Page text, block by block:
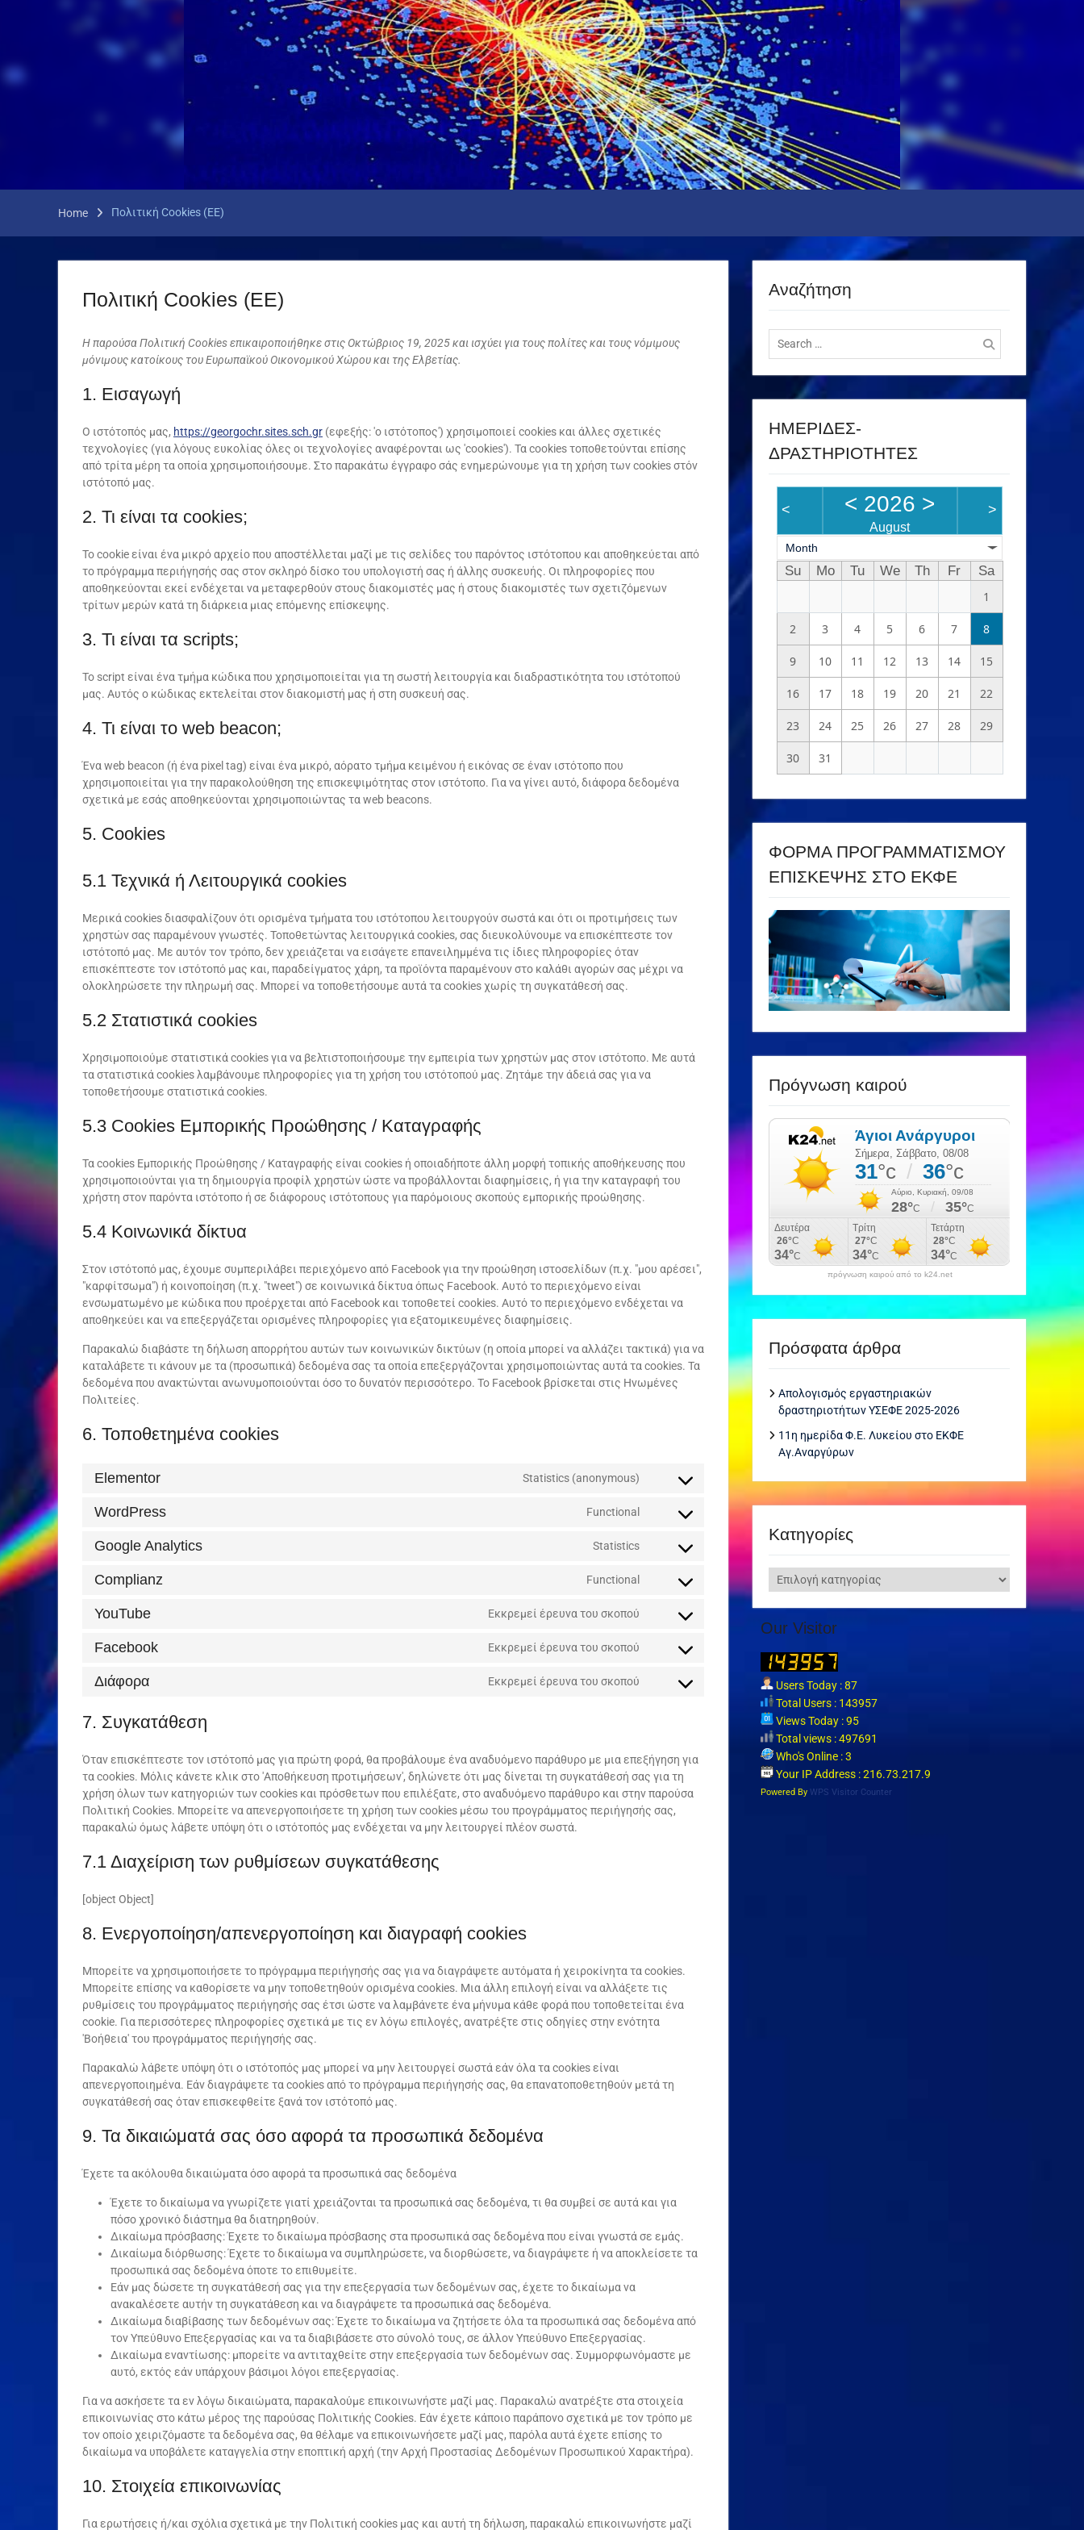
Home Πολιτική Cookies (ΕΕ)
Πολιτική Cookies (ΕΕ)
Η παρούσα Πολιτική Cookies επικαιροποιήθηκε στις Οκτώβριος 19, 2025 και ισχύει για τους πολίτες και τους νόμιμους
μόνιμους κατοίκους του Ευρωπαϊκού Οικονομικού Χώρου και της Ελβετίας.
1. Εισαγωγή
Ο ιστότοπός μας, https://georgochr.sites.sch.gr (εφεξής: 'ο ιστότοπος') χρησιμοποιεί cookies και άλλες σχετικές
τεχνολογίες (για λόγους ευκολίας όλες οι τεχνολογίες αναφέρονται ως 'cookies'). Τα cookies τοποθετούνται επίσης
από τρίτα μέρη τα οποία χρησιμοποιήσουμε. Στο παρακάτω έγγραφο σάς ενημερώνουμε για τη χρήση των cookies στόν
ιστότοπό μας.
2. Τι είναι τα cookies;
Το cookie είναι ένα μικρό αρχείο που αποστέλλεται μαζί με τις σελίδες του παρόντος ιστότοπου και αποθηκεύεται από
το πρόγραμμα περιήγησής σας στον σκληρό δίσκο του υπολογιστή σας ή άλλης συσκευής. Οι πληροφορίες που
αποθηκεύονται εκεί ενδέχεται να μεταφερθούν στους διακομιστές μας ή στους διακομιστές των σχετιζόμενων
τρίτων μερών κατά τη διάρκεια μιας επόμενης επίσκεψης.
3. Τι είναι τα scripts;
Το script είναι ένα τμήμα κώδικα που χρησιμοποιείται για τη σωστή λειτουργία και διαδραστικότητα του ιστότοπού
μας. Αυτός ο κώδικας εκτελείται στον διακομιστή μας ή στη συσκευή σας.
4. Τι είναι το web beacon;
Ένα web beacon (ή ένα pixel tag) είναι ένα μικρό, αόρατο τμήμα κειμένου ή εικόνας σε έναν ιστότοπο που
χρησιμοποιείται για την παρακολούθηση της επισκεψιμότητας στον ιστότοπο. Για να γίνει αυτό, διάφορα δεδομένα
σχετικά με εσάς αποθηκεύονται χρησιμοποιώντας τα web beacons.
5. Cookies
5.1 Τεχνικά ή Λειτουργικά cookies
Μερικά cookies διασφαλίζουν ότι ορισμένα τμήματα του ιστότοπου λειτουργούν σωστά και ότι οι προτιμήσεις των
χρηστών σας παραμένουν γνωστές. Τοποθετώντας λειτουργικά cookies, σας διευκολύνουμε να επισκέπτεστε τον
ιστότοπό μας. Με αυτόν τον τρόπο, δεν χρειάζεται να εισάγετε επανειλημμένα τις ίδιες πληροφορίες όταν
επισκέπτεστε τον ιστότοπό μας και, παραδείγματος χάρη, τα προϊόντα παραμένουν στο καλάθι αγορών σας μέχρι να
ολοκληρώσετε την πληρωμή σας. Μπορεί να τοποθετήσουμε αυτά τα cookies χωρίς τη συγκατάθεσή σας.
5.2 Στατιστικά cookies
Χρησιμοποιούμε στατιστικά cookies για να βελτιστοποιήσουμε την εμπειρία των χρηστών μας στον ιστότοπο. Με αυτά
τα στατιστικά cookies λαμβάνουμε πληροφορίες για τη χρήση του ιστότοπού μας. Ζητάμε την άδειά σας για να
τοποθετήσουμε στατιστικά cookies.
5.3 Cookies Εμπορικής Προώθησης / Καταγραφής
Τα cookies Εμπορικής Προώθησης / Καταγραφής είναι cookies ή οποιαδήποτε άλλη μορφή τοπικής αποθήκευσης που
χρησιμοποιούνται για τη δημιουργία προφίλ χρηστών ώστε να προβάλλονται διαφημίσεις, ή για την καταγραφή του
χρήστη στον παρόντα ιστότοπο ή σε διάφορους ιστότοπους για παρόμοιους σκοπούς εμπορικής προώθησης.
5.4 Κοινωνικά δίκτυα
Στον ιστότοπό μας, έχουμε συμπεριλάβει περιεχόμενο από Facebook για την προώθηση ιστοσελίδων (π.χ. "μου αρέσει",
"καρφίτσωμα") ή κοινοποίηση (π.χ. "tweet") σε κοινωνικά δίκτυα όπως Facebook. Αυτό το περιεχόμενο είναι
ενσωματωμένο με κώδικα που προέρχεται από Facebook και τοποθετεί cookies. Αυτό το περιεχόμενο ενδέχεται να
αποθηκεύει και να επεξεργάζεται ορισμένες πληροφορίες για εξατομικευμένες διαφημίσεις.
Παρακαλώ διαβάστε τη δήλωση απορρήτου αυτών των κοινωνικών δικτύων (η οποία μπορεί να αλλάζει τακτικά) για να
καταλάβετε τι κάνουν με τα (προσωπικά) δεδομένα σας τα οποία επεξεργάζονται χρησιμοποιώντας αυτά τα cookies. Τα
δεδομένα που ανακτώνται ανωνυμοποιούνται όσο το δυνατόν περισσότερο. Το Facebook βρίσκεται στις Ηνωμένες
Πολιτείες.
6. Τοποθετημένα cookies
Elementor Statistics (anonymous)
Consent
service
WordPress Functional
Consent
service
Google Analytics Statistics
Consent
service
analytics
Complianz Functional
Consent
service
YouTube Εκκρεμεί έρευνα του σκοπού
Consent
service
Facebook Εκκρεμεί έρευνα του σκοπού
Consent
service
Διάφορα Εκκρεμεί έρευνα του σκοπού
Consent
7. Συγκατάθεση
Όταν επισκέπτεστε τον ιστότοπό μας για πρώτη φορά, θα προβάλουμε ένα αναδυόμενο παράθυρο με μια επεξήγηση για
τα cookies. Μόλις κάνετε κλικ στο 'Αποθήκευση προτιμήσεων', δηλώνετε ότι μας δίνεται τη συγκατάθεσή σας για τη
χρήση όλων των κατηγοριών των cookies και πρόσθετων που επιλέξατε, στο αναδυόμενο παράθυρο και στην παρούσα
Πολιτική Cookies. Μπορείτε να απενεργοποιήσετε τη χρήση των cookies μέσω του προγράμματος περιήγησής σας,
παρακαλώ όμως λάβετε υπόψη ότι ο ιστότοπός μας ενδέχεται να μην λειτουργεί πλέον σωστά.
7.1 Διαχείριση των ρυθμίσεων συγκατάθεσης
[object Object]
8. Ενεργοποίηση/απενεργοποίηση και διαγραφή cookies
Μπορείτε να χρησιμοποιήσετε το πρόγραμμα περιήγησής σας για να διαγράψετε αυτόματα ή χειροκίνητα τα cookies.
Μπορείτε επίσης να καθορίσετε να μην τοποθετηθούν ορισμένα cookies. Μια άλλη επιλογή είναι να αλλάξετε τις
ρυθμίσεις του προγράμματος περιήγησής σας έτσι ώστε να λαμβάνετε ένα μήνυμα κάθε φορά που τοποθετείται ένα
cookie. Για περισσότερες πληροφορίες σχετικά με τις εν λόγω επιλογές, ανατρέξτε στις οδηγίες στην ενότητα
'Βοήθεια' του προγράμματος περιήγησής σας.
Παρακαλώ λάβετε υπόψη ότι ο ιστότοπός μας μπορεί να μην λειτουργεί σωστά εάν όλα τα cookies είναι
απενεργοποιημένα. Εάν διαγράψετε τα cookies από το πρόγραμμα περιήγησής σας, θα επανατοποθετηθούν μετά τη
συγκατάθεσή σας όταν επισκεφθείτε ξανά τον ιστότοπό μας.
9. Τα δικαιώματά σας όσο αφορά τα προσωπικά δεδομένα
Έχετε τα ακόλουθα δικαιώματα όσο αφορά τα προσωπικά σας δεδομένα
Έχετε το δικαίωμα να γνωρίζετε γιατί χρειάζονται τα προσωπικά σας δεδομένα, τι θα συμβεί σε αυτά και για
πόσο χρονικό διάστημα θα διατηρηθούν.
Δικαίωμα πρόσβασης: Έχετε το δικαίωμα πρόσβασης στα προσωπικά σας δεδομένα που είναι γνωστά σε εμάς.
Δικαίωμα διόρθωσης: Έχετε το δικαίωμα να συμπληρώσετε, να διορθώσετε, να διαγράψετε ή να αποκλείσετε τα
προσωπικά σας δεδομένα όποτε το επιθυμείτε.
Εάν μας δώσετε τη συγκατάθεσή σας για την επεξεργασία των δεδομένων σας, έχετε το δικαίωμα να
ανακαλέσετε αυτήν τη συγκατάθεση και να διαγράψετε τα προσωπικά σας δεδομένα.
Δικαίωμα διαβίβασης των δεδομένων σας: Έχετε το δικαίωμα να ζητήσετε όλα τα προσωπικά σας δεδομένα από
τον Υπεύθυνο Επεξεργασίας και να τα διαβιβάσετε στο σύνολό τους, σε άλλον Υπεύθυνο Επεξεργασίας.
Δικαίωμα εναντίωσης: μπορείτε να αντιταχθείτε στην επεξεργασία των δεδομένων σας. Συμμορφωνόμαστε με
αυτό, εκτός εάν υπάρχουν βάσιμοι λόγοι επεξεργασίας.
Για να ασκήσετε τα εν λόγω δικαιώματα, παρακαλούμε επικοινωνήστε μαζί μας. Παρακαλώ ανατρέξτε στα στοιχεία
επικοινωνίας στο κάτω μέρος της παρούσας Πολιτικής Cookies. Εάν έχετε κάποιο παράπονο σχετικά με τον τρόπο με
τον οποίο χειριζόμαστε τα δεδομένα σας, θα θέλαμε να επικοινωνήσετε μαζί μας, παρόλα αυτά έχετε επίσης το
δικαίωμα να υποβάλετε καταγγελία στην εποπτική αρχή (την Αρχή Προστασίας Δεδομένων Προσωπικού Χαρακτήρα).
10. Στοιχεία επικοινωνίας
Για ερωτήσεις ή/και σχόλια σχετικά με την Πολιτική cookies μας και αυτή τη δήλωση, παρακαλώ επικοινωνήστε μαζί
Αναζήτηση
Search
for:
ΗΜΕΡΙΔΕΣ-
ΔΡΑΣΤΗΡΙΟΤΗΤΕΣ
< < 2026 >
August
>
Month
Su Mo Tu We Th Fr
Sa
1
2 3 4 5 6 7 8
9 10 11 12 13 14 15
16 17 18 19 20 21 22
23 24 25 26 27 28 29
30 31
ΦΟΡΜΑ ΠΡΟΓΡΑΜΜΑΤΙΣΜΟΥ
ΕΠΙΣΚΕΨΗΣ ΣΤΟ ΕΚΦΕ
Πρόγνωση καιρού
πρόγνωση καιρού από το k24.net
Πρόσφατα άρθρα
Απολογισμός εργαστηριακών
δραστηριοτήτων ΥΣΕΦΕ 2025-2026
11η ημερίδα Φ.Ε. Λυκείου στο ΕΚΦΕ
Αγ.Αναργύρων
Kατηγορίες
Kατηγορίες
Our Visitor
Users Today : 87
Total Users : 143957
Views Today : 95
Total views : 497691
Who's Online : 3
Your IP Address : 216.73.217.9
Powered By WPS Visitor Counter